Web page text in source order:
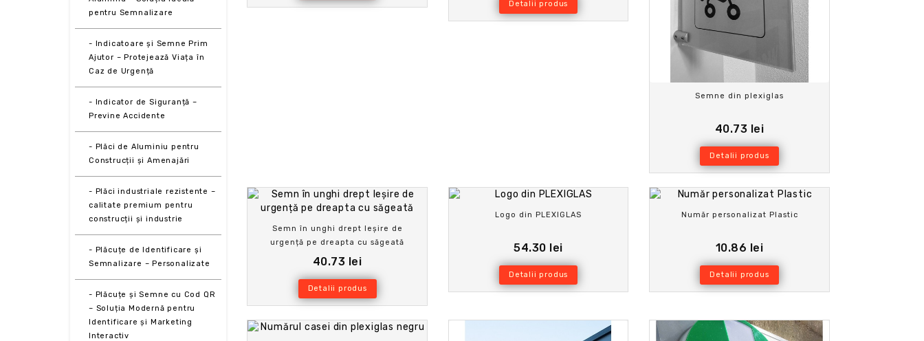
pentru Semnalizare
- Indicatoare și Semne Prim
Ajutor – Protejează Viața în
Caz de Urgență
- Indicator de Siguranță –
Previne Accidente
- Plăci de Aluminiu pentru
Construcții și Amenajări
- Plăci industriale rezistente –
calitate premium pentru
construcții și industrie
- Plăcuțe de Identificare și
Semnalizare – Personalizate
- Plăcuțe și Semne cu Cod QR
– Soluția Modernă pentru
Identificare și Marketing
Interactiv
Detalii produs
Semne din plexiglas
40.73 lei
Detalii produs
Semn în unghi drept Ieșire de
urgență pe dreapta cu săgeată
40.73 lei
Detalii produs
Logo din PLEXIGLAS
54.30 lei
Detalii produs
Număr personalizat Plastic
10.86 lei
Detalii produs